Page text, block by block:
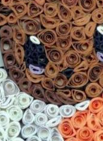
Красивые
Лёгкие